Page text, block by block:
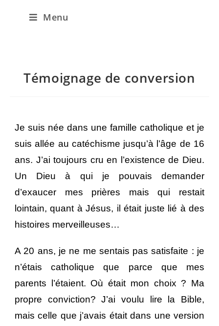
Menu
Témoignage de conversion
Je suis née dans une famille catholique et je
suis allée au catéchisme jusqu’à l’âge de 16
ans. J’ai toujours cru en l’existence de Dieu.
Un Dieu à qui je pouvais demander
d’exaucer mes prières mais qui restait
lointain, quant à Jésus, il était juste lié à des
histoires merveilleuses…
A 20 ans, je ne me sentais pas satisfaite : je
n’étais catholique que parce que mes
parents l’étaient. Où était mon choix ? Ma
propre conviction? J’ai voulu lire la Bible,
mais celle que j’avais était dans une version